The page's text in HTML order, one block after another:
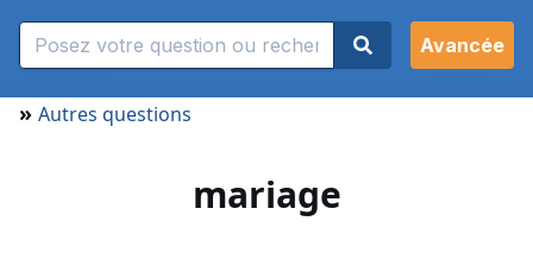
Avancée
» Autres questions
mariage